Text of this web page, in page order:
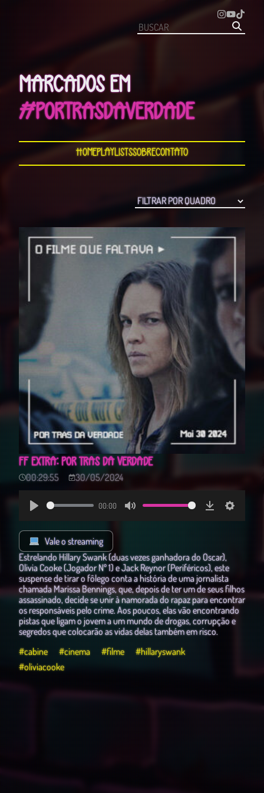
MARCADOS EM
#PORTRASDAVERDADE
HomePlaylistsSobreContato
FF EXTRA: POR TRÁS DA VERDADE
00:29:55 30/05/2024
00:00
DownloadSettings
Vale o streaming
Estrelando Hillary Swank (duas vezes ganhadora do Oscar),
Olivia Cooke (Jogador Nº 1) e Jack Reynor (Periféricos), este
suspense de tirar o fôlego conta a história de uma jornalista
chamada Marissa Bennings, que, depois de ter um de seus filhos
assassinado, decide se unir à namorada do rapaz para encontrar
os responsáveis pelo crime. Aos poucos, elas vão encontrando
pistas que ligam o jovem a um mundo de drogas, corrupção e
segredos que colocarão as vidas delas também em risco.
#cabine
#cinema #filme
#hillaryswank
#oliviacooke